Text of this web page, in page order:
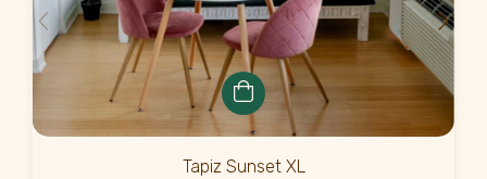
Tapiz Sunset XL